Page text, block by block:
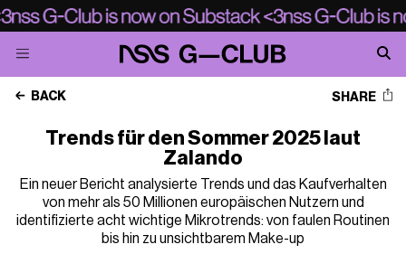
BACK SHARE
Trends für den Sommer 2025 laut
Zalando
Ein neuer Bericht analysierte Trends und das Kaufverhalten
von mehr als 50 Millionen europäischen Nutzern und
identifizierte acht wichtige Mikrotrends: von faulen Routinen
bis hin zu unsichtbarem Make-up